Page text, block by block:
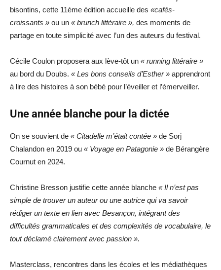
bisontins, cette 11ème édition accueille des «cafés-
croissants » ou un « brunch littéraire », des moments de
partage en toute simplicité avec l’un des auteurs du festival.
Cécile Coulon proposera aux lève-tôt un « running littéraire »
au bord du Doubs. « Les bons conseils d’Esther » apprendront
à lire des histoires à son bébé pour l’éveiller et l’émerveiller.
Une année blanche pour la dictée
On se souvient de « Citadelle m’était contée » de Sorj
Chalandon en 2019 ou « Voyage en Patagonie » de Bérangère
Cournut en 2024.
Christine Bresson justifie cette année blanche « Il n’est pas
simple de trouver un auteur ou une autrice qui va savoir
rédiger un texte en lien avec Besançon, intégrant des
difficultés grammaticales et des complexités de vocabulaire, le
tout déclamé clairement avec passion ».
Masterclass, rencontres dans les écoles et les médiathèques